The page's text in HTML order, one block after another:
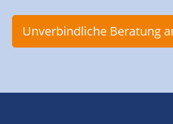
Unverbindliche Beratung